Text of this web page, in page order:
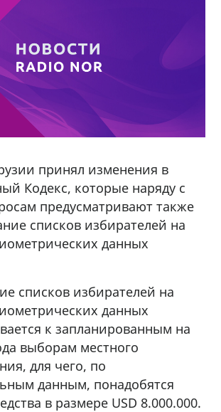
принял изменения в
Кодекс, которые наряду с
предусматривают также
списков избирателей на
данных
списков избирателей на
данных
к запланированным на
выборам местного
для чего, по
данным, понадобятся
в размере USD 8.000.000.